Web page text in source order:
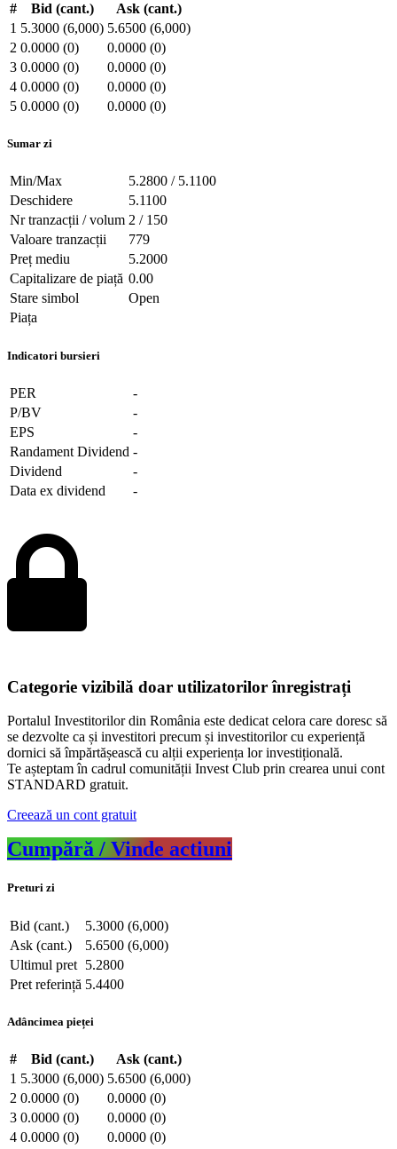
# Bid (cant.)
Ask (cant.)
1 5.3000 (6,000) 5.6500 (6,000)
2 0.0000 (0)
0.0000 (0)
3 0.0000 (0)
0.0000 (0)
4 0.0000 (0)
0.0000 (0)
5 0.0000 (0) 0.0000 (0)
Sumar zi
Min/Max
5.2800 / 5.1100
Deschidere
5.1100
Nr tranzacții / volum 2 / 150
Valoare tranzacții
779
Preț mediu
5.2000
Capitalizare de piață 0.00
Stare simbol
Open
Piața
Indicatori bursieri
PER
-
P/BV
-
EPS
-
Randament Dividend -
Dividend
-
Data ex dividend
-
Categorie vizibilă doar utilizatorilor înregistrați
Portalul Investitorilor din România este dedicat celora care doresc să
se dezvolte ca și investitori precum și investitorilor cu experiență
dornici să împărtășească cu alții experiența lor investițională.
Te așteptam în cadrul comunității Invest Club prin crearea unui cont
STANDARD gratuit.
Creează un cont gratuit
Cumpără / Vinde actiuni
Preturi zi
Bid (cant.)
5.3000 (6,000)
Ask (cant.)
5.6500 (6,000)
Ultimul pret 5.2800
Pret referință 5.4400
Adâncimea pieței
# Bid (cant.)
Ask (cant.)
1 5.3000 (6,000) 5.6500 (6,000)
2 0.0000 (0)
0.0000 (0)
3 0.0000 (0)
0.0000 (0)
4 0.0000 (0)
0.0000 (0)